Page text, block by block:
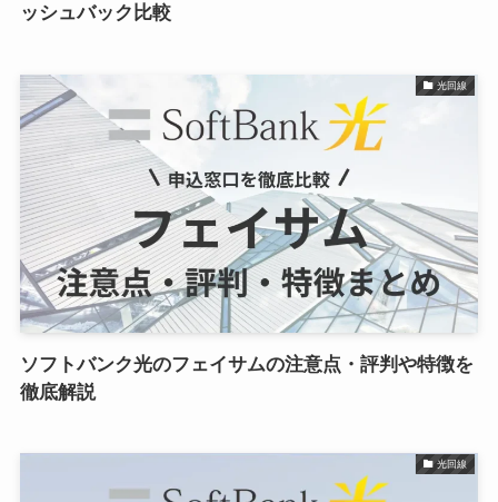
ッシュバック比較
光回線
ソフトバンク光のフェイサムの注意点・評判や特徴を
徹底解説
光回線